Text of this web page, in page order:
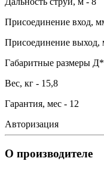
Присоединение вход,
Присоединение выход,
Габаритные размеры
Вес, кг - 15,8
Гарантия, мес - 12
Авторизация
О производителе